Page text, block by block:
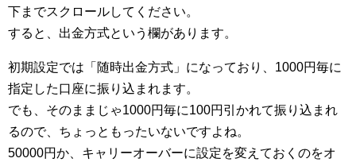
下までスクロールしてください。
すると、出金方式という欄があります。
初期設定では「随時出金方式」になっており、1000円毎に
指定した口座に振り込まれます。
でも、そのままじゃ1000円毎に100円引かれて振り込まれ
るので、ちょっともったいないですよね。
50000円か、キャリーオーバーに設定を変えておくのをオ